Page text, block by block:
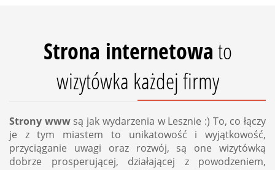
Strona internetowato
wizytówka każdej firmy
Strony wwwsą jak wydarzenia w Lesznie :) To, co łączy
je z tym miastem to unikatowość i wyjątkowość,
przyciąganie uwagi oraz rozwój, są one wizytówką
dobrze prosperującej, działającej z powodzeniem,